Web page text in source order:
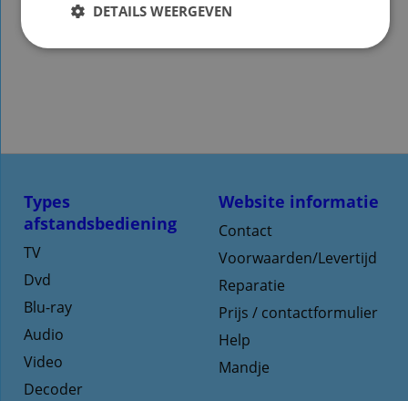
Website informatie
Contact
Voorwaarden/Levertijd
Reparatie
Prijs / contactformulier
Help
Mandje
Types
afstandsbediening
TV
Dvd
Blu-ray
Audio
Video
Decoder
DETAILS WEERGEVEN